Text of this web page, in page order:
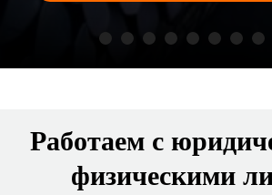
Работаем с
физическими